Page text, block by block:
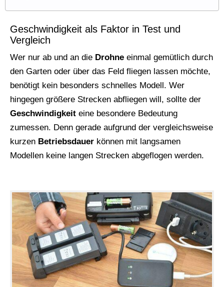
Geschwindigkeit als Faktor in Test und
Vergleich
Wer nur ab und an die Drohne einmal gemütlich durch
den Garten oder über das Feld fliegen lassen möchte,
benötigt kein besonders schnelles Modell. Wer
hingegen größere Strecken abfliegen will, sollte der
Geschwindigkeit eine besondere Bedeutung
zumessen. Denn gerade aufgrund der vergleichsweise
kurzen Betriebsdauer können mit langsamen
Modellen keine langen Strecken abgeflogen werden.